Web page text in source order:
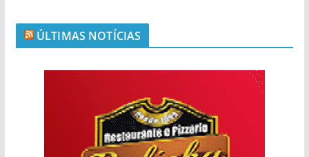
ÚLTIMAS NOTÍCIAS